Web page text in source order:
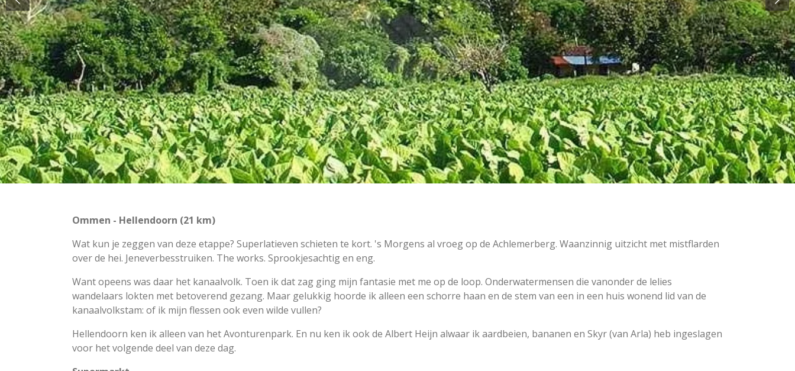
Ommen - Hellendoorn (21 km)
Wat kun je zeggen van deze etappe? Superlatieven schieten te kort. 's Morgens al vroeg op de Achlemerberg. Waanzinnig uitzicht met mistflarden
over de hei. Jeneverbesstruiken. The works. Sprookjesachtig en eng.
Want opeens was daar het kanaalvolk. Toen ik dat zag ging mijn fantasie met me op de loop. Onderwatermensen die vanonder de lelies
wandelaars lokten met betoverend gezang. Maar gelukkig hoorde ik alleen een schorre haan en de stem van een in een huis wonend lid van de
kanaalvolkstam: of ik mijn flessen ook even wilde vullen?
Hellendoorn ken ik alleen van het Avonturenpark. En nu ken ik ook de Albert Heijn alwaar ik aardbeien, bananen en Skyr (van Arla) heb ingeslagen
voor het volgende deel van deze dag.